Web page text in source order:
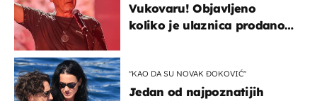
Vukovaru! Objavljeno
koliko je ulaznica prodano
"KAO DA SU NOVAK ĐOKOVIĆ"
Jedan od najpoznatijih